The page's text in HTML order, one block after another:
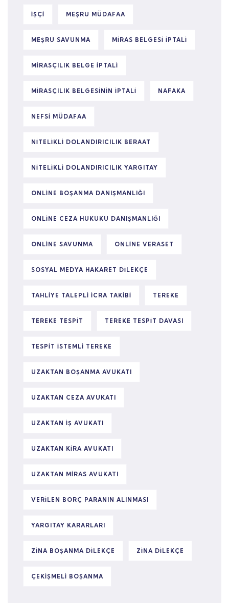
IŞÇI MEŞRU MÜDAFAA
MEŞRU SAVUNMA MIRAS BELGESI IPTALI
MIRASÇILIK BELGE IPTALI
MIRASÇILIK BELGESININ IPTALI NAFAKA
NEFSI MÜDAFAA
NITELIKLI DOLANDIRICILIK BERAAT
NITELIKLI DOLANDIRICILIK YARGITAY
ONLINE BOŞANMA DANIŞMANLIĞI
ONLINE CEZA HUKUKU DANIŞMANLIĞI
ONLINE SAVUNMA ONLINE VERASET
SOSYAL MEDYA HAKARET DILEKÇE
TAHLIYE TALEPLI ICRA TAKIBI TEREKE
TEREKE TESPIT TEREKE TESPIT DAVASI
TESPIT ISTEMLI TEREKE
UZAKTAN BOŞANMA AVUKATI
UZAKTAN CEZA AVUKATI
UZAKTAN IŞ AVUKATI
UZAKTAN KIRA AVUKATI
UZAKTAN MIRAS AVUKATI
VERILEN BORÇ PARANIN ALINMASI
YARGITAY KARARLARI
ZINA BOŞANMA DILEKÇE ZINA DILEKÇE
ÇEKIŞMELI BOŞANMA